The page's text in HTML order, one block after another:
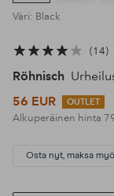
Väri: Black
14
Röhnisch
56 EUR
OUTLET
Alkuperäinen hinta
Osta nyt, maksa